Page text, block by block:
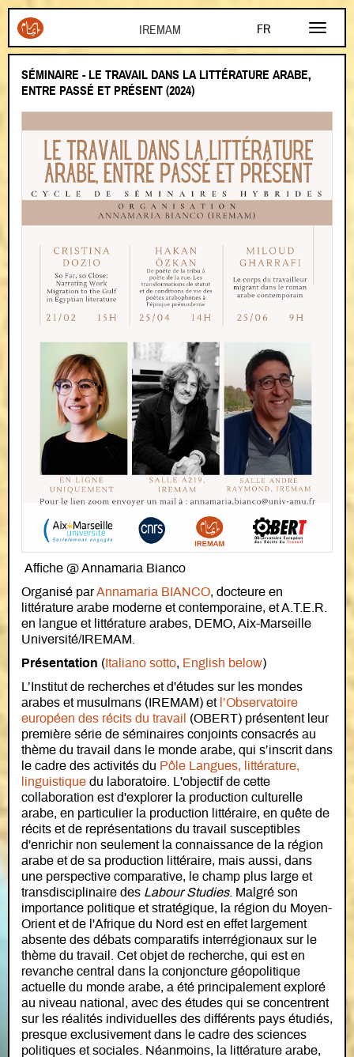
FR
EN
AR
Aller au contenu principal
SÉMINAIRE - LE TRAVAIL DANS LA LITTÉRATURE ARABE,
ENTRE PASSÉ ET PRÉSENT (2024)
Affiche @ Annamaria Bianco
Organisé parAnnamaria BIANCO, docteure en
littérature arabe moderne et contemporaine, et A.T.E.R.
en langue et littérature arabes, DEMO, Aix-Marseille
Université/IREMAM.
Présentation ( Italiano sotto, English below)
L’Institut de recherches et d'études sur les mondes
arabes et musulmans (IREMAM) et l’Observatoire
européen des récits du travail
(OBERT) présentent leur
première série de séminaires conjoints consacrés au
thème du travail dans le monde arabe, qui s’inscrit dans
le cadre des activités du Pôle Langues, littérature,
linguistique du laboratoire. L'objectif de cette
collaboration est d'explorer la production culturelle
arabe, en particulier la production littéraire, en quête de
récits et de représentations du travail susceptibles
d'enrichir non seulement la connaissance de la région
arabe et de sa production littéraire, mais aussi, dans
une perspective comparative, le champ plus large et
transdisciplinaire des Labour Studies. Malgré son
importance politique et stratégique, la région du Moyen-
Orient et de l'Afrique du Nord est en effet largement
absente des débats comparatifs interrégionaux sur le
thème du travail. Cet objet de recherche, qui est en
revanche central dans la conjoncture géopolitique
actuelle du monde arabe, a été principalement exploré
au niveau national, avec des études qui se concentrent
sur les réalités individuelles des différents pays étudiés,
presque exclusivement dans le cadre des sciences
politiques et sociales. Néanmoins, la littérature arabe,